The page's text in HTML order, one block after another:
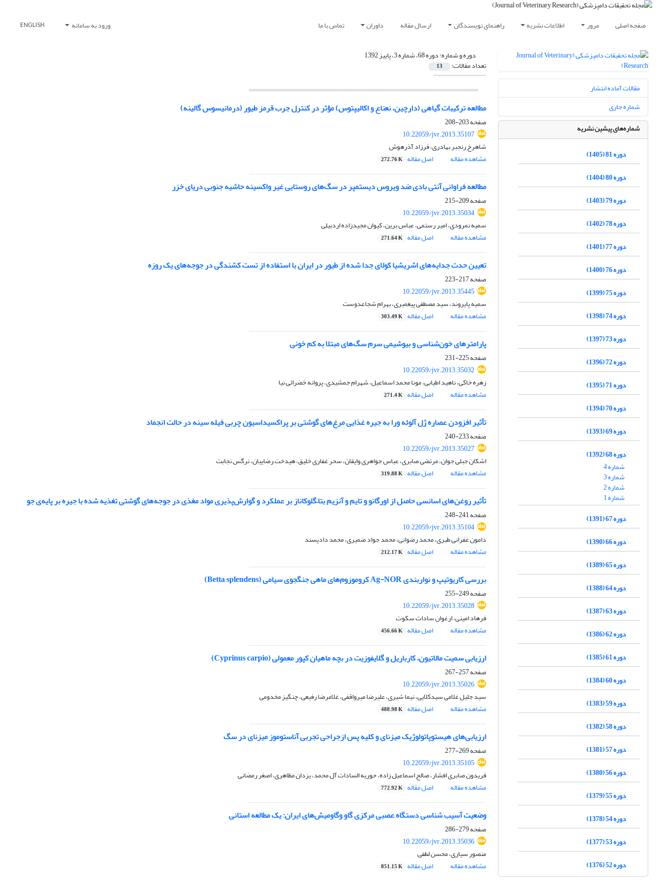
صفحه اصلی مرور اطلاعات نشریه راهنمای نویسندگان ارسال مقاله داوران تماس با ما ورود به سامانه ENGLISH
دوره و شماره:دوره 68، شماره 3، پاییز 1392
تعداد مقالات: 13
مطالعه ترکیبات گیاهی (دارچین، نعناع و اکالیپتوس) مؤثر در کنترل جرب قرمز طیور (درمانیسوس گالینه)
صفحه203-208
10.22059/jvr.2013.35107
شاهرخ رنجبر بهادری، فرزاد آذرهوش
مشاهده مقاله
اصل مقاله 272.76 K
مطالعه فراوانی آنتی بادی ضد ویروس دیستمپر در سگ‌های روستایی غیر واکسینه حاشیه جنوبی دریای خزر
صفحه209-215
10.22059/jvr.2013.35034
سمیه نمرودی، امیر رستمی، عباس برین، کیوان مجیدزاده اردبیلی
مشاهده مقاله
اصل مقاله 271.64 K
تعیین حدت جدایه‌های اشریشیا کولای جدا شده از طیور در ایران با استفاده از تست کشندگی در جوجه‌های یک روزه
صفحه217-223
10.22059/jvr.2013.35445
سمیه پایروند، سید مصطفی پیغمبری، بهرام شجاعدوست
مشاهده مقاله
اصل مقاله 303.49 K
پارامترهای خون‌شناسی و بیوشیمی سرم سگ‌های مبتلا به کم خونی
صفحه225-231
10.22059/jvr.2013.35032
زهره خاکی، ناهید اطیابی، مونا محمد اسماعیل، شهرام جمشیدی، پروانه خضرائی نیا
مشاهده مقاله
اصل مقاله 271.4 K
تأثیر افزودن عصاره ژل آلوئه ورا به جیره غذایی مرغ‌های گوشتی بر پراکسیداسیون چربی فیله سینه در حالت انجماد
صفحه233-240
10.22059/jvr.2013.35027
اشکان جبلی جوان، مرتضی صابری، عباس جواهری وایقان، سحر غفاری خلیق، هیدخت رضاییان، نرگس نجابت
مشاهده مقاله
اصل مقاله 319.88 K
تأثیر روغن‌های اسانسی حاصل از اورگانو و تایم و آنزیم بتا–گلوکاناز بر عملکرد و گوارش‌پذیری مواد مغذی در جوجه‌های گوشتی تغذیه شده با جیره بر پایه‌ی جو
صفحه241-248
10.22059/jvr.2013.35104
دامون غفرانی طبری، محمد رضوانی، محمد جواد ضمیری، محمد دادپسند
مشاهده مقاله
اصل مقاله 212.17 K
بررسی کاریوتیپ و نواربندی Ag-NOR کروموزوم‌های ماهی جنگجوی سیامی (Betta splendens)
صفحه249-255
10.22059/jvr.2013.35028
فرهاد امینی، ارغوان سادات سکوت
مشاهده مقاله
اصل مقاله 456.66 K
ارزیابی سمیت مالاتیون، کارباریل و گلایفوزیت در بچه ماهیان کپور معمولی ‌(Cyprinus carpio)‌
صفحه257-267
10.22059/jvr.2013.35026
سید جلیل غلامی سیدکلایی، نیما شیری، علیرضا میرواقفی، غلامرضا رفیعی، چنگیز مخدومی
مشاهده مقاله
اصل مقاله 488.98 K
ارزیابی‌های هیستوپاتولوژیک میزنای و کلیه پس ازجراحی تجربی آناستوموز میزنای در سگ
صفحه269-277
10.22059/jvr.2013.35105
فریدون صابری افشار، صالح اسماعیل زاده، حوریه السادات آل محمد، یزدان مظاهری، اصغر رمضانی
مشاهده مقاله
اصل مقاله 772.92 K
وضعیت آسیب شناسی دستگاه عصبی مرکزی گاو وگاومیش‌های ایران: یک مطالعه استانی
صفحه279-286
10.22059/jvr.2013.35036
منصور سیاری، محسن لطفی
مشاهده مقاله
اصل مقاله 851.15 K
مقالات آماده انتشار
شماره جاری
شماره‌های پیشین نشریه
دوره 81 (1405)
دوره 80 (1404)
دوره 79 (1403)
دوره 78 (1402)
دوره 77 (1401)
دوره 76 (1400)
دوره 75 (1399)
دوره 74 (1398)
دوره 73 (1397)
دوره 72 (1396)
دوره 71 (1395)
دوره 70 (1394)
دوره 69 (1393)
دوره 68 (1392)
شماره 4
شماره 3
شماره 2
شماره 1
دوره 67 (1391)
دوره 66 (1390)
دوره 65 (1389)
دوره 64 (1388)
دوره 63 (1387)
دوره 62 (1386)
دوره 61 (1385)
دوره 60 (1384)
دوره 59 (1383)
دوره 58 (1382)
دوره 57 (1381)
دوره 56 (1380)
دوره 55 (1379)
دوره 54 (1378)
دوره 53 (1377)
دوره 52 (1376)